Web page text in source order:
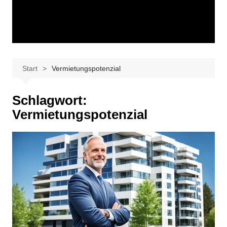
Start Vermietungspotenzial
Schlagwort:
Vermietungspotenzial